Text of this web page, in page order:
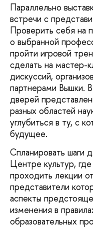
Параллельно
встречи с
Проверить себя на
о выбранной
пройти игровой
сделать на мастер-
дискуссий,
партнерами Вышки.
дверей
разных областей
углубиться в ту, с
будущее.
Спланировать шаги
Центре культур,
проходить лекции
представители
аспекты
изменения в
образовательных